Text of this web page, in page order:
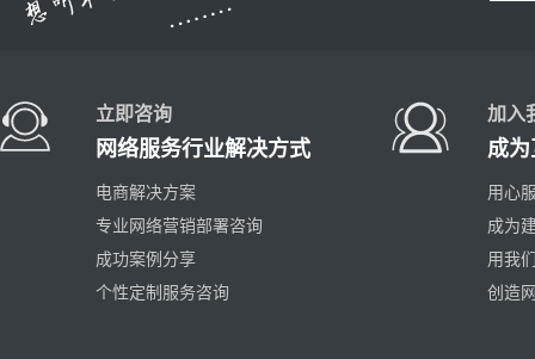
立即咨询
网络服务行业解决方式
电商解决方案
专业网络营销部署咨询
成功案例分享
个性定制服务咨询
加入
成
用心
成为
用我
创造